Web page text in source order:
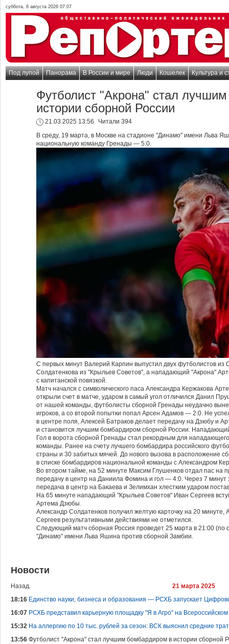
суббота, 8 августа 2026 07:07
Под лупой Панорама В России и мире Люди Кошелек Культура и
Футболист "Акрона" стал
истории сборной России
21.03.2025 13:56
Читали 394
В среду, 19 марта, в Москве на стадионе "Динамо" имени Льва
национальную команду Гренады — 5:0.
С первых минут Валерий Карпин выпустил двух футболистов из
Солдатенкова из "Крыльев Советов", а нападающий "Акрона"
с капитанской повязкой.
Матч начался с символического паса Александра Кержакова
открыли счет в матче, ударом в самый угол отличился Данил
от нашей команды, футболисты сборной Гренады неудачно
игроков, а со второй попытки попал Арсен Адамов — 2:0. Не
в центре поля, Алексей Батраков делает передачу на Дзюбу и
и становится лучшим бомбардиром сборной России.
Гол в ворота сборной Гренады стал рекордным для
команды. Ранее на счету лучшего бомбардира российского
страны и 30 забитых мячей. До нового вызова в расположение
в списке бомбардиров национальной команды с Александром
Во втором тайме, на 52 минуте Максим Глушенков отдал пас на
передачу в центр на Даниила Фомина и гол — 4:0. Через 7
передача в центр на Бакаева и Зелимхан хлестким ударом
На 65 минуте нападающий "Крыльев Советов" Иван Сергеев
Артема Дзюбы.
Александр Солдатенков получил желтую карточку на 20
Сергеев результативными действиями не отметился.
Следующий матч сборная Россия проведет 25 марта в 21:00 (по
"Динамо" имени Льва Яшина против сборной Замбии.
Новости
Назад.
21 марта 2025
18:16 Единство науки, бизнеса и образования — РСХБ запускает
16:07 РСХБ представил карьерную площадку "Я в Агро" на Всероссийском
15:32 На аллергию по 10 тыс. рублей за сезон: ВСК выяснил средние
13:56 Футболист "Акрона" стал лучшим бомбардиром в истории сборной